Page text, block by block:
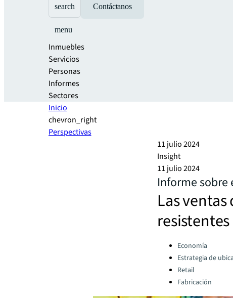
search Contáctanos
menu
Inmuebles
Servicios
Personas
Informes
Sectores
Inicio
chevron_right
Perspectivas
11 julio 2024
Insight
11 julio 2024
Informe sobre
Las
Categories:
Economía
Estrategia de
Retail
Fabricación